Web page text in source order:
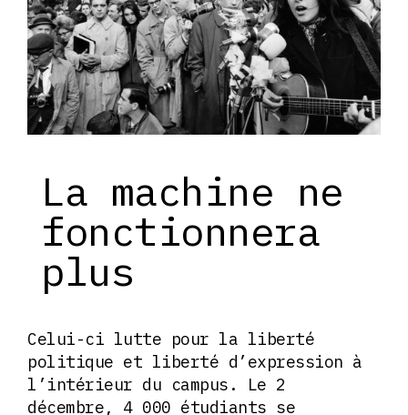
La machine ne
fonctionnera
plus
Celui-ci lutte pour la liberté
politique et liberté d’expression à
l’intérieur du campus. Le 2
décembre, 4 000 étudiants se